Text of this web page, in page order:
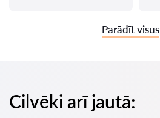
Parādīt visus
Cilvēki arī jautā: